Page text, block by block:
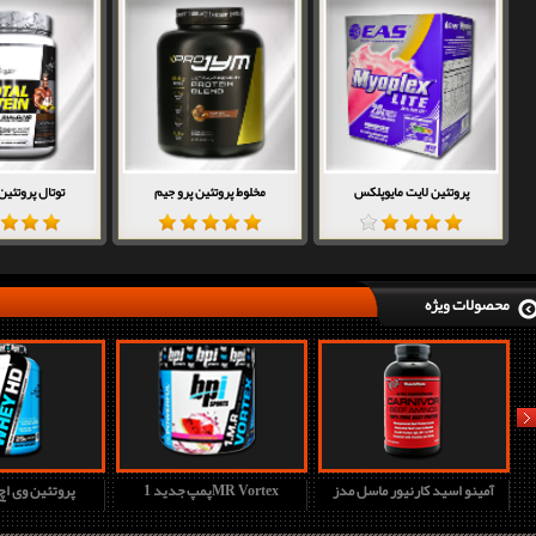
پروتئین لایت مایوپلکس مخلوط پروتئین پرو جیم توتال
محصولات ویژه
پروتئین وی پمپ جدید 1MR Vortex آمینو اسید کارنیور ماسل مدز
next